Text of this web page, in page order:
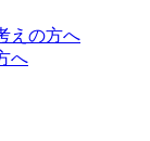
えの方へ
へ